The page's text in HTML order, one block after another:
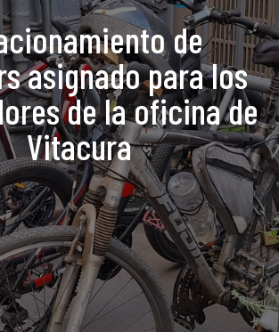
de
asignado para los
de la oficina de
Vitacura